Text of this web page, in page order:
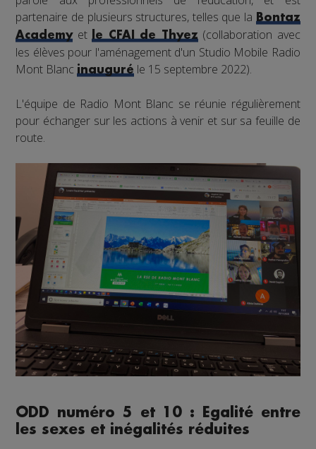
partenaire de plusieurs structures, telles que la
Bontaz
Academyet le CFAI de Thyez(collaboration avec
les élèves pour l'aménagement d'un Studio Mobile Radio
Mont Blancinauguré le 15 septembre 2022).
L'équipe de Radio Mont Blanc se réunie régulièrement
pour échanger sur les actions à venir et sur sa feuille de
route.
ODD numéro 5 et 10 : Egalité entre
les sexes et inégalités réduites